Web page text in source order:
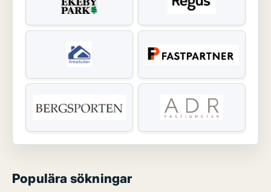
Populära sökningar